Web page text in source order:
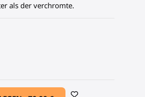
als der verchromte.